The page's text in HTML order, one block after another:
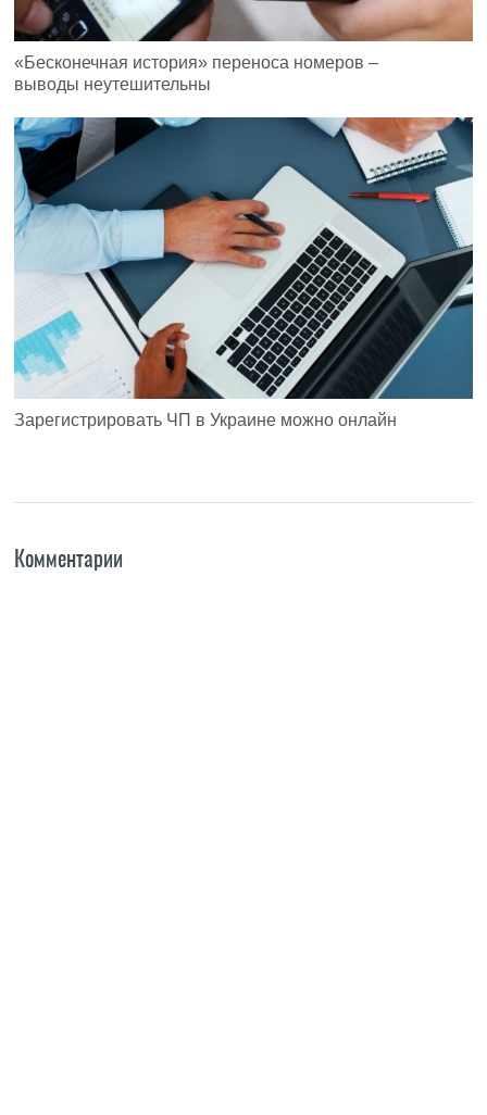
«Бесконечная история» переноса номеров –
выводы неутешительны
Зарегистрировать ЧП в Украине можно онлайн
Комментарии